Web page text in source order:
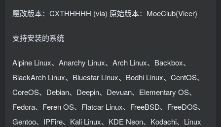
魔改版本：CXTHHHHH (via) 原始版本：MoeClub(Vicer)
支持安装的系统
Alpine Linux、Anarchy Linux、Arch Linux、Backbox、
BlackArch Linux、Bluestar Linux、Bodhi Linux、CentOS、
CoreOS、Debian、Deepin、Devuan、Elementary OS、
Fedora、Feren OS、Flatcar Linux、FreeBSD、FreeDOS、
Gentoo、IPFire、Kali Linux、KDE Neon、Kodachi、Linux